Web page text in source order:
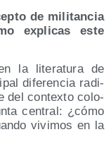
de mili­tan­cia
expli­cas este
la lite­ra­tu­ra de
dife­ren­cia radi­
del con­tex­to colo­
cen­tral: ¿cómo
vivi­mos en la